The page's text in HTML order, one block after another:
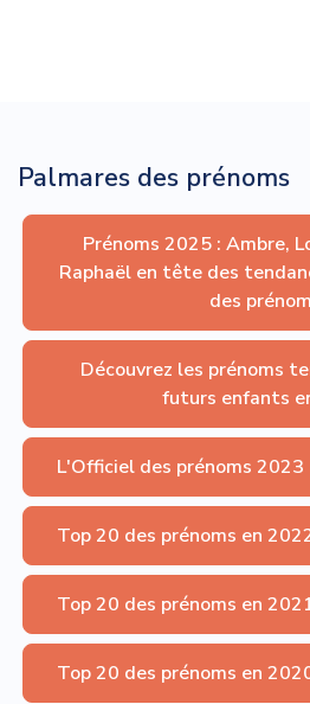
Palmares des prénoms
Prénoms 2025 : Ambre,
Raphaël en tête des
des
Découvrez les prénoms
futurs enfants
L'Officiel des prénoms 2023
Top 20 des prénoms en
Top 20 des prénoms en
Top 20 des prénoms en